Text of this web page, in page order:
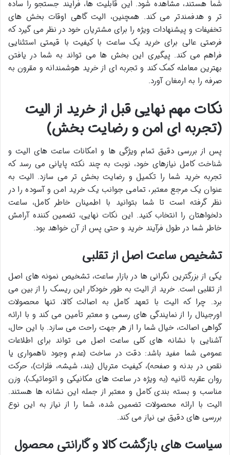
شما هستند، مشاهده شود. این قابلیت ها، فرایند جستجو را ساده
تر و هدفمندتر می کند. همچنین، الیت گاهی اوقات بخش های
تخفیفات و پیشنهادات ویژه را برای مشتریان خود در نظر می گیرد که
فرصتی عالی برای خرید یک ساعت با کیفیت با قیمتی استثنایی
فراهم می کند. پیگیری این بخش ها می تواند به شما در یافتن
بهترین معامله کمک کند و تجربه ای از خرید هوشمندانه و مقرون به
صرفه را به ارمغان آورد.
نکات مهم نهایی قبل از خرید از الیت
(تجربه ای امن و رضایت بخش)
پس از بررسی دقیق تمام ویژگی ها و امکانات ساعت های الیت و
شناخت کامل نیازهای خود، نوبت به چند نکته پایانی می رسد که
تجربه خرید شما را تکمیل و رضایت بخش تر می سازد. الیت به
عنوان یک مرجع معتبر، تمامی جوانب یک خرید امن و آسوده را در
نظر گرفته است تا شما بتوانید با اطمینان خاطر کامل، ساعت
دلخواهتان را انتخاب کنید. این نکات نهایی، تضمین کننده آرامش
خاطر شما در طول فرآیند خرید و حتی پس از آن خواهد بود.
تشخیص ساعت اصل از تقلبی
یکی از بزرگترین نگرانی ها در بازار ساعت، تشخیص نمونه های اصل
از تقلبی است. خرید از الیت به طور خودکار این ریسک را از بین می
برد. چرا که الیت با تعهد کامل به اصالت کالا، تنها محصولات
اورجینال را از نمایندگی های رسمی و معتبر تأمین می کند و با ارائه
گواهی اصالت، خیال شما را از هر جهت راحت می سازد. با این حال،
آشنایی با نشانه های کلی ساعت اصل می تواند برای اطلاعات
عمومی شما مفید باشد: دقت در ساخت (عدم وجود ناهمواری یا
نقص در بدنه و صفحه)، کیفیت متریال (بند، شیشه، فلزات)، حرکت
روان عقربه ثانیه (به ویژه در ساعت های مکانیکی و اتوماتیک)، وزن
مناسب و بسته بندی کامل و معتبر از جمله این نشانه ها هستند.
الیت با ارائه محصولات تضمین شده، شما را از نیاز به این نوع
بررسی های دقیق بی نیاز می کند.
سیاست های بازگشت کالا و گارانتی محصول